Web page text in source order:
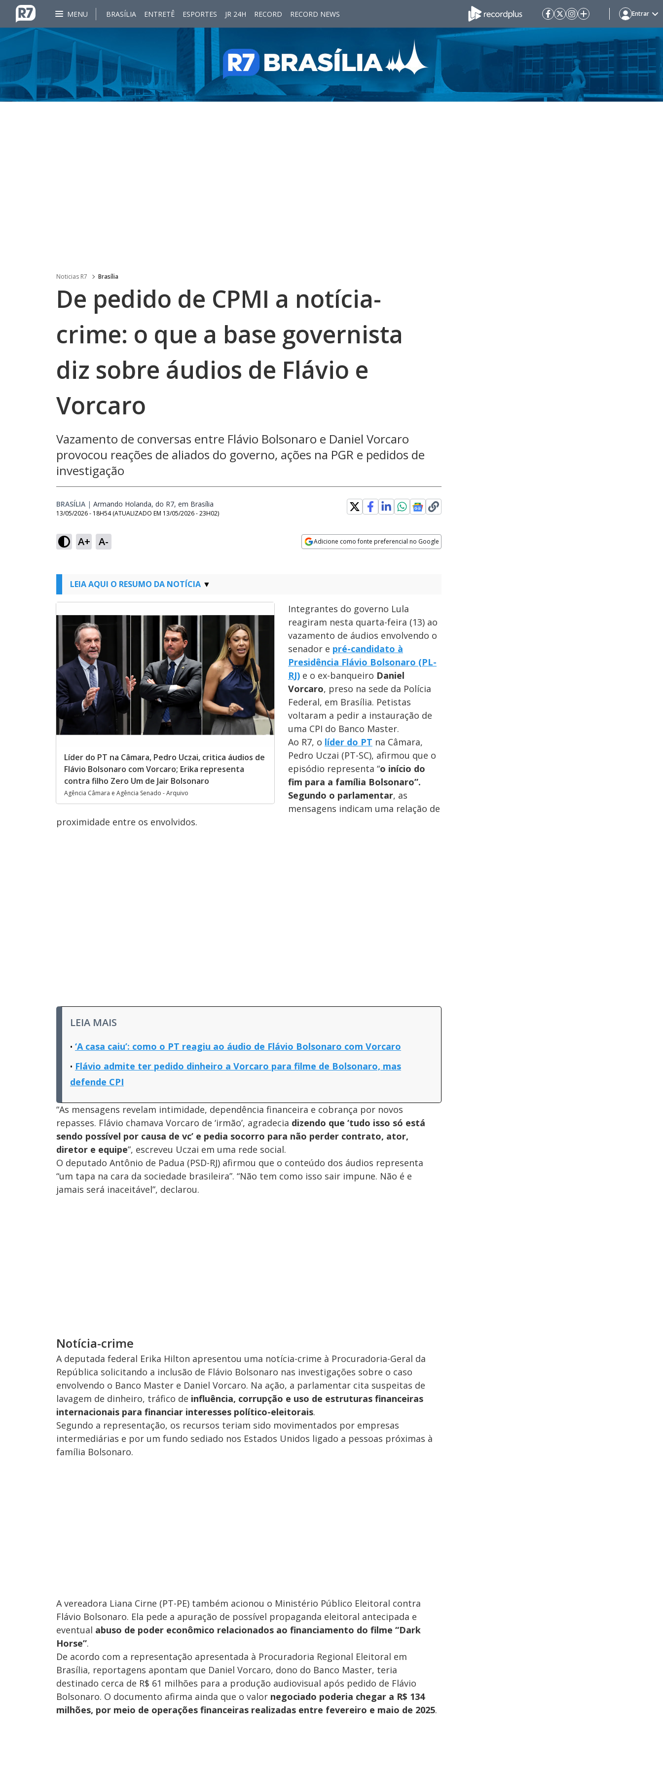
MENU BRASÍLIA ENTRETÊ ESPORTES JR 24H RECORD RECORD NEWS Entrar
Noticias R7 Brasília
De pedido de CPMI a notícia-
crime: o que a base governista
diz sobre áudios de Flávio e
Vorcaro
Vazamento de conversas entre Flávio Bolsonaro e Daniel Vorcaro
provocou reações de aliados do governo, ações na PGR e pedidos de
investigação
BRASÍLIA | Armando Holanda, do R7, em Brasília
13/05/2026 - 18H54 (ATUALIZADO EM 13/05/2026 - 23H02)
A+ A- Adicione como fonte preferencial no Google
LEIA AQUI O RESUMO DA NOTÍCIA
Líder do PT na Câmara, Pedro Uczai, critica áudios de
Flávio Bolsonaro com Vorcaro; Erika representa
contra filho Zero Um de Jair Bolsonaro
Agência Câmara e Agência Senado - Arquivo
Integrantes do governo Lula
reagiram nesta quarta-feira (13) ao
vazamento de áudios envolvendo o
senador e pré-candidato à
Presidência Flávio Bolsonaro (PL-
RJ) e o ex-banqueiro Daniel
Vorcaro, preso na sede da Polícia
Federal, em Brasília. Petistas
voltaram a pedir a instauração de
uma CPI do Banco Master.
Ao R7, o líder do PT na Câmara,
Pedro Uczai (PT-SC), afirmou que o
episódio representa “o início do
fim para a família Bolsonaro”.
Segundo o parlamentar, as
mensagens indicam uma relação de
proximidade entre os envolvidos.
LEIA MAIS
‘A casa caiu’: como o PT reagiu ao áudio de Flávio Bolsonaro com Vorcaro
Flávio admite ter pedido dinheiro a Vorcaro para filme de Bolsonaro, mas
defende CPI
“As mensagens revelam intimidade, dependência financeira e cobrança por novos
repasses. Flávio chamava Vorcaro de ‘irmão’, agradecia dizendo que ‘tudo isso só está
sendo possível por causa de vc’ e pedia socorro para não perder contrato, ator,
diretor e equipe”, escreveu Uczai em uma rede social.
O deputado Antônio de Padua (PSD-RJ) afirmou que o conteúdo dos áudios representa
“um tapa na cara da sociedade brasileira”. “Não tem como isso sair impune. Não é e
jamais será inaceitável”, declarou.
Notícia-crime
A deputada federal Erika Hilton apresentou uma notícia-crime à Procuradoria-Geral da
República solicitando a inclusão de Flávio Bolsonaro nas investigações sobre o caso
envolvendo o Banco Master e Daniel Vorcaro. Na ação, a parlamentar cita suspeitas de
lavagem de dinheiro, tráfico de influência, corrupção e uso de estruturas financeiras
internacionais para financiar interesses político-eleitorais.
Segundo a representação, os recursos teriam sido movimentados por empresas
intermediárias e por um fundo sediado nos Estados Unidos ligado a pessoas próximas à
família Bolsonaro.
A vereadora Liana Cirne (PT-PE) também acionou o Ministério Público Eleitoral contra
Flávio Bolsonaro. Ela pede a apuração de possível propaganda eleitoral antecipada e
eventual abuso de poder econômico relacionados ao financiamento do filme “Dark
Horse”.
De acordo com a representação apresentada à Procuradoria Regional Eleitoral em
Brasília, reportagens apontam que Daniel Vorcaro, dono do Banco Master, teria
destinado cerca de R$ 61 milhões para a produção audiovisual após pedido de Flávio
Bolsonaro. O documento afirma ainda que o valor negociado poderia chegar a R$ 134
milhões, por meio de operações financeiras realizadas entre fevereiro e maio de 2025.